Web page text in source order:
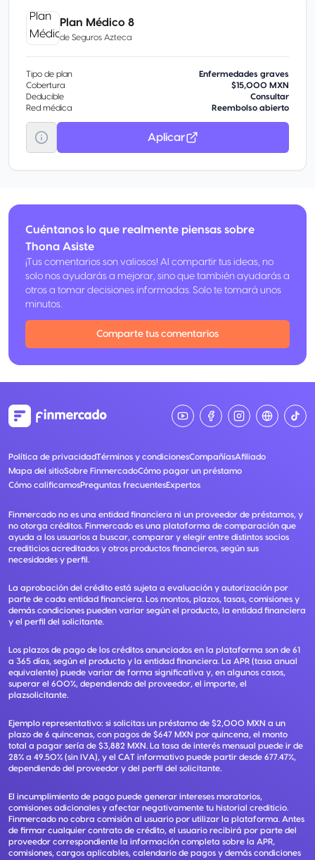
Plan Médico 8
de Seguros Azteca
Tipo de plan
Enfermedades graves
Cobertura
$15,000 MXN
Deducible
Consultar
Red médica
Reembolso abierto
Aplicar
Cuéntanos lo que realmente piensas sobre
Thona Asiste
¡Tus comentarios son valiosos! Al compartir tus ideas, no
solo nos ayudarás a mejorar, sino que también ayudarás a
otros a tomar decisiones informadas. Solo te tomará unos
minutos.
Comparte tus comentarios
Política de privacidadTérminos y condicionesCompañíasAfiliado
Mapa del sitioSobre FinmercadoCómo pagar un préstamo
Cómo calificamosPreguntas frecuentesExpertos
Finmercado no es una entidad financiera ni un proveedor de préstamos, y
no otorga créditos. Finmercado es una plataforma de comparación que
ayuda a los usuarios a buscar, comparar y elegir entre distintos socios
crediticios acreditados y otros productos financieros, según sus
necesidades y perfil.
La aprobación del crédito está sujeta a evaluación y autorización por
parte de cada entidad financiera. Los montos, plazos, tasas, comisiones y
demás condiciones pueden variar según el producto, la entidad financiera
y el perfil del solicitante.
Los plazos de pago de los créditos anunciados en la plataforma son de 61
a 365 días, según el producto y la entidad financiera. La APR (tasa anual
equivalente) puede variar de forma significativa y, en algunos casos,
superar el 600%, dependiendo del proveedor, el importe, el
plazsolicitante.
Ejemplo representativo: si solicitas un préstamo de $2,000 MXN a un
plazo de 6 quincenas, con pagos de $647 MXN por quincena, el monto
total a pagar sería de $3,882 MXN. La tasa de interés mensual puede ir de
28% a 49.50% (sin IVA), y el CAT informativo puede partir desde 677.47%,
dependiendo del proveedor y del perfil del solicitante.
El incumplimiento de pago puede generar intereses moratorios,
comisiones adicionales y afectar negativamente tu historial crediticio.
Finmercado no cobra comisión al usuario por utilizar la plataforma. Antes
de firmar cualquier contrato de crédito, el usuario recibirá por parte del
proveedor correspondiente la información completa sobre la APR,
comisiones, cargos aplicables, calendario de pagos y demás condiciones